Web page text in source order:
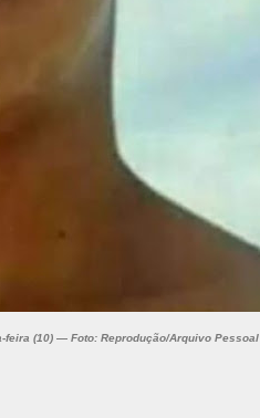
feira (10) — Foto: Reprodução/Arquivo Pessoal